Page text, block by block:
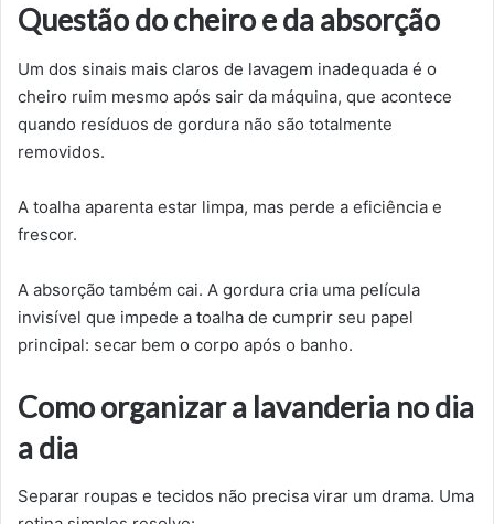
Questão do cheiro e da absorção
Um dos sinais mais claros de lavagem inadequada é o
cheiro ruim mesmo após sair da máquina, que acontece
quando resíduos de gordura não são totalmente
removidos.
A toalha aparenta estar limpa, mas perde a eficiência e
frescor.
A absorção também cai. A gordura cria uma película
invisível que impede a toalha de cumprir seu papel
principal: secar bem o corpo após o banho.
Como organizar a lavanderia no dia
a dia
Separar roupas e tecidos não precisa virar um drama. Uma